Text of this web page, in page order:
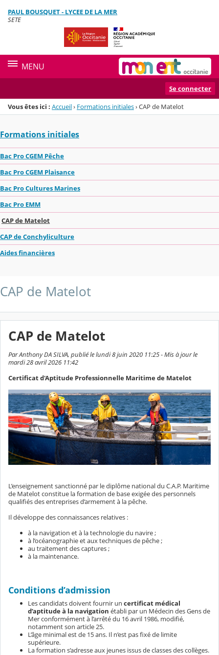
Menu de la rubrique
Contenu
PAUL BOUSQUET - LYCEE DE LA MER
SETE
MENU
Se connecter
Vous êtes ici : Accueil› Formations initiales›CAP de Matelot
Formations initiales
Bac Pro CGEM Pêche
Bac Pro CGEM Plaisance
Bac Pro Cultures Marines
Bac Pro EMM
CAP de Matelot
CAP de Conchyliculture
Aides financières
CAP de Matelot
CAP de Matelot
Par Anthony DA SILVA, publié le lundi 8 juin 2020 11:25 - Mis à jour le
mardi 28 avril 2026 11:42
Certificat d'Aptitude Professionnelle Maritime de Matelot
L’enseignement sanctionné par le diplôme national du C.A.P. Maritime
de Matelot constitue la formation de base exigée des personnels
qualifiés des entreprises d’armement à la pêche.
Il développe des connaissances relatives :
à la navigation et à la technologie du navire ;
à l’océanographie et aux techniques de pêche ;
au traitement des captures ;
à la maintenance.
Conditions d’admission
Les candidats doivent fournir un certificat médical
d’aptitude à la navigation établi par un Médecin des Gens de
Mer conformément à l’arrêté du 16 avril 1986, modifié,
notamment son article 25.
L’âge minimal est de 15 ans. Il n’est pas fixé de limite
supérieure.
La formation s’adresse aux jeunes issus de classes des collèges.